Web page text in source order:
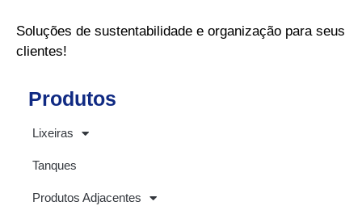
Soluções de sustentabilidade e organização para seus
clientes!
Produtos
Lixeiras
Tanques
Produtos Adjacentes